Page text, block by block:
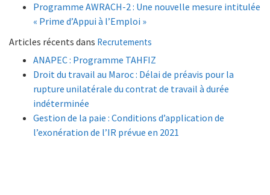
Programme AWRACH-2 : Une nouvelle mesure intitulée
« Prime d’Appui à l’Emploi »
Articles récents dans Recrutements
ANAPEC : Programme TAHFIZ
Droit du travail au Maroc : Délai de préavis pour la
rupture unilatérale du contrat de travail à durée
indéterminée
Gestion de la paie : Conditions d’application de
l’exonération de l’IR prévue en 2021